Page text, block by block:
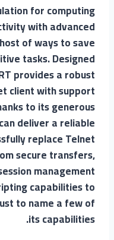
for computing
with advanced
of ways to save
tasks. Designed
provides a robust
client with support
to its generous
deliver a reliable
replace Telnet
secure transfers,
management
capabilities to
to name a few of
its capabilities.